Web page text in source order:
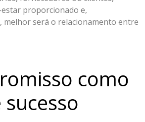
proporcionado e,
melhor será o relacionamento entre
como